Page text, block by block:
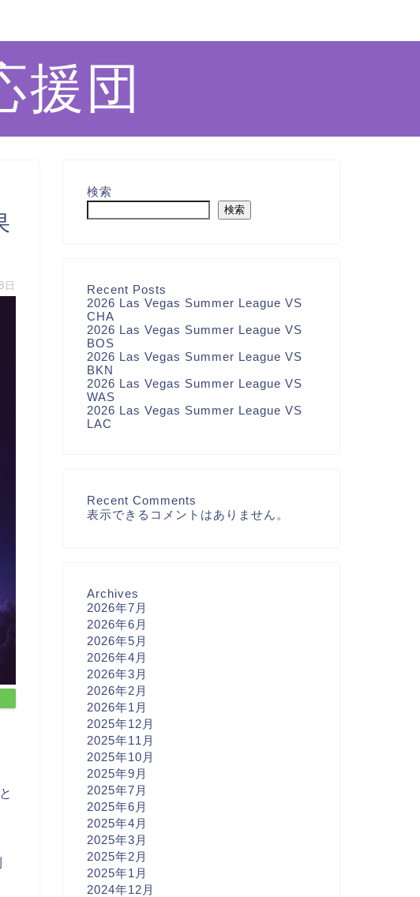
援団
日
検索
検索
Recent Posts
2026 Las Vegas Summer League VS
CHA
2026 Las Vegas Summer League VS
BOS
2026 Las Vegas Summer League VS
BKN
2026 Las Vegas Summer League VS
WAS
2026 Las Vegas Summer League VS
LAC
Recent Comments
表示できるコメントはありません。
Archives
2026年7月
2026年6月
2026年5月
2026年4月
2026年3月
2026年2月
2026年1月
2025年12月
2025年11月
2025年10月
2025年9月
2025年7月
2025年6月
2025年4月
2025年3月
2025年2月
2025年1月
2024年12月